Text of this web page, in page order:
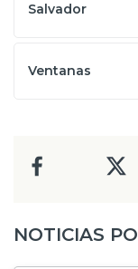
Salvador
Ventanas
NOTICIAS